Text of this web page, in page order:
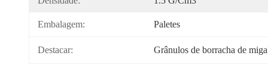
Embalagem: Paletes
Destacar: Grânulos de borracha de